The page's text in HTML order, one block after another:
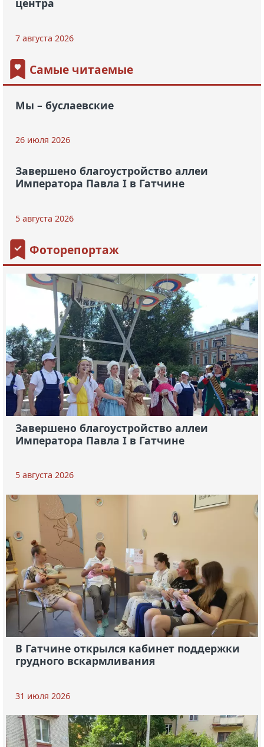
центра
7 августа 2026
Самые читаемые
Мы – буслаевские
26 июля 2026
Завершено благоустройство аллеи
Императора Павла I в Гатчине
5 августа 2026
Фоторепортаж
Завершено благоустройство аллеи
Императора Павла I в Гатчине
5 августа 2026
В Гатчине открылся кабинет поддержки
грудного вскармливания
31 июля 2026